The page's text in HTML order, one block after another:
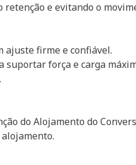
retenção e evitando o
ajuste firme e confiável.
suportar força e carga
do Alojamento do